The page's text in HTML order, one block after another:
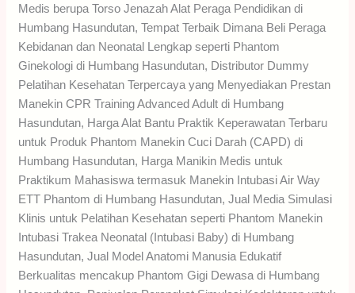
Medis berupa Torso Jenazah Alat Peraga Pendidikan di
Humbang Hasundutan, Tempat Terbaik Dimana Beli Peraga
Kebidanan dan Neonatal Lengkap seperti Phantom
Ginekologi di Humbang Hasundutan, Distributor Dummy
Pelatihan Kesehatan Terpercaya yang Menyediakan Prestan
Manekin CPR Training Advanced Adult di Humbang
Hasundutan, Harga Alat Bantu Praktik Keperawatan Terbaru
untuk Produk Phantom Manekin Cuci Darah (CAPD) di
Humbang Hasundutan, Harga Manikin Medis untuk
Praktikum Mahasiswa termasuk Manekin Intubasi Air Way
ETT Phantom di Humbang Hasundutan, Jual Media Simulasi
Klinis untuk Pelatihan Kesehatan seperti Phantom Manekin
Intubasi Trakea Neonatal (Intubasi Baby) di Humbang
Hasundutan, Jual Model Anatomi Manusia Edukatif
Berkualitas mencakup Phantom Gigi Dewasa di Humbang